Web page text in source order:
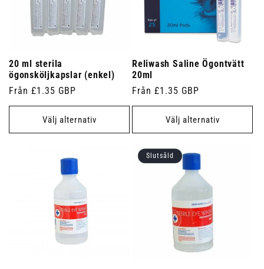
20 ml sterila
ögonsköljkapslar (enkel)
Ordinarie
pris
Från £1.35 GBP
Välj alternativ
Reliwash Saline Ögontvätt
20ml
Ordinarie
pris
Från £1.35 GBP
Välj alternativ
Slutsåld